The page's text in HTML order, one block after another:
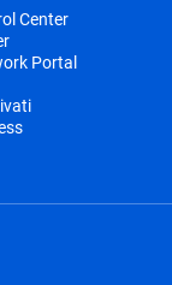
Center
Portal